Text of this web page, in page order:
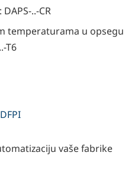
..-CR
temperaturama u opsegu
T6
vaše fabrike